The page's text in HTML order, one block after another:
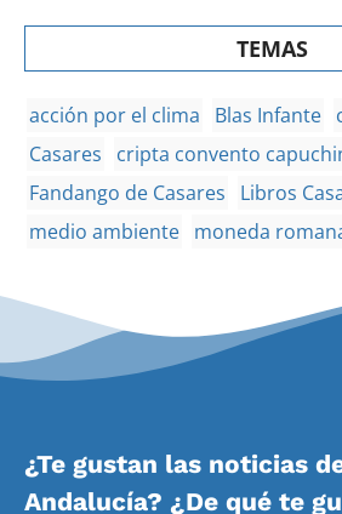
TEMAS
acción por el clima Blas Infante
Casares
cripta convento
Fandango de Casares
Libros
medio ambiente moneda
¿Te gustan las noticias
Andalucía? ¿De qué te